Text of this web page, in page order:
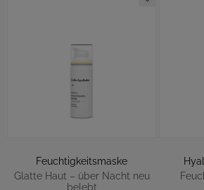
Feuchtigkeitsmaske
Glatte Haut – über Nacht neu
belebt